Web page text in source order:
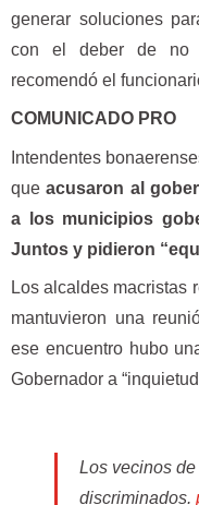
generar soluciones
con el deber de no
recomendó el
COMUNICADO PRO
Intendentes
queacusaron al
a los municipios
Juntos y pidieron
Los alcaldes macristas
mantuvieron una
ese encuentro hubo
Gobernador a
Los vecinos
discriminados.